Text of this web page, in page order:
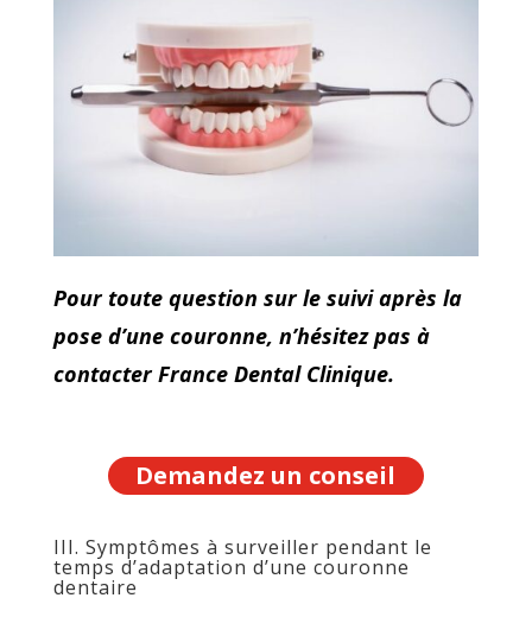
Pour toute question sur le suivi après la
pose d’une couronne, n’hésitez pas à
contacter France Dental Clinique.
Demandez un conseil
III. Symptômes à surveiller pendant le
temps d’adaptation d’une couronne
dentaire